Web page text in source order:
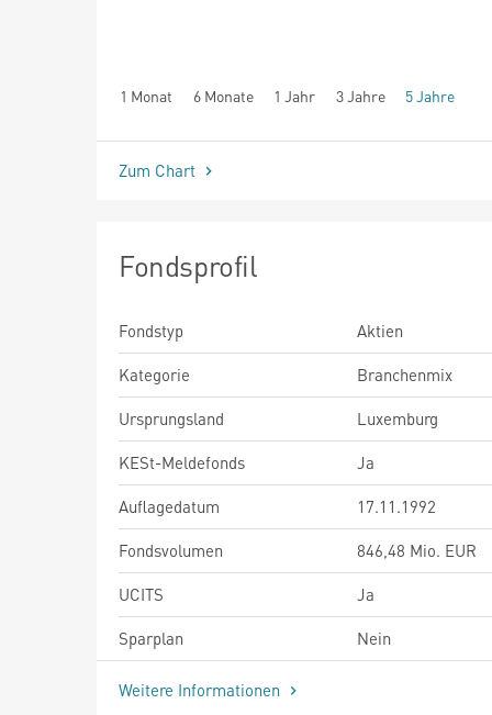
1 Monat 6 Monate 1 Jahr 3 Jahre 5 Jahre
seit Beginn
Zum Chart
Fondsprofil
Fondstyp
Aktien
Kategorie
Branchenmix
Ursprungsland
Luxemburg
KESt-Meldefonds
Ja
Auflagedatum
17.11.1992
Fondsvolumen
846,48 Mio. EUR
UCITS
Ja
Sparplan
Nein
Weitere Informationen